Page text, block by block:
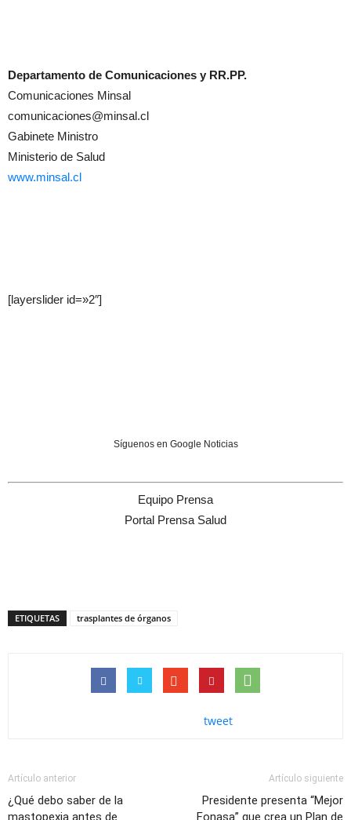
Departamento de Comunicaciones y RR.PP.
Comunicaciones Minsal
comunicaciones@minsal.cl
Gabinete Ministro
Ministerio de Salud
www.minsal.cl
[layerslider id=»2″]
Síguenos en Google Noticias
Equipo Prensa
Portal Prensa Salud
ETIQUETAS trasplantes de órganos
tweet
Artículo anterior
¿Qué debo saber de la
mastopexia antes de
Artículo siguiente
Presidente presenta “Mejor
Fonasa” que crea un Plan de